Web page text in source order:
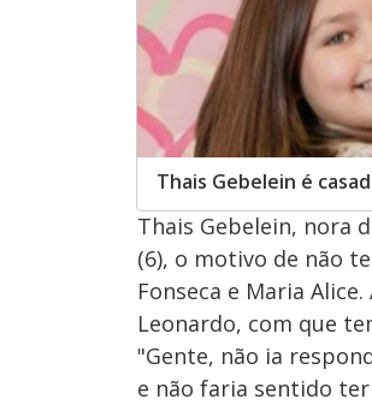
Thais Gebelein é
Thais Gebelein, nora
(6), o motivo de não
Fonseca e Maria
Leonardo, com que
"Gente, não ia
e não faria sentido